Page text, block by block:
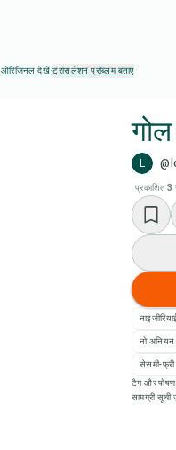
ओरिजिनल देखें·ट्रांसलेशन प्रॉब्लम बताएं
गोल
L
प्रकाशित 3
नो अनियन
सेसमी-फ्री
टैग और पोषण
सामग्री